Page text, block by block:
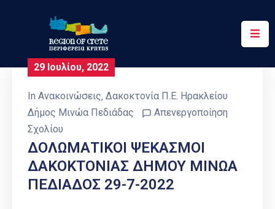
Περιφέρεια
Έργα
Ψηφιακές
Υπηρεσίες
29 Ιουλίου, 2022
In Ανακοινώσεις‚ Δακοκτονία Π.Ε. Ηρακλείου
Δήμος Μινώα Πεδιάδας
Απενεργοποίηση
Σχολίου
ΔΟΛΩΜΑΤΙΚΟΙ ΨΕΚΑΣΜΟΙ
ΔΑΚΟΚΤΟΝΙΑΣ ΔΗΜΟΥ ΜΙΝΩΑ
ΠΕΔΙΑΔΟΣ 29-7-2022